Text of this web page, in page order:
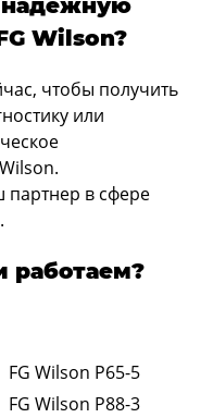
надежную
Wilson?
чтобы получить
или
в сфере
работаем?
FG Wilson P65-5
FG Wilson P88-3